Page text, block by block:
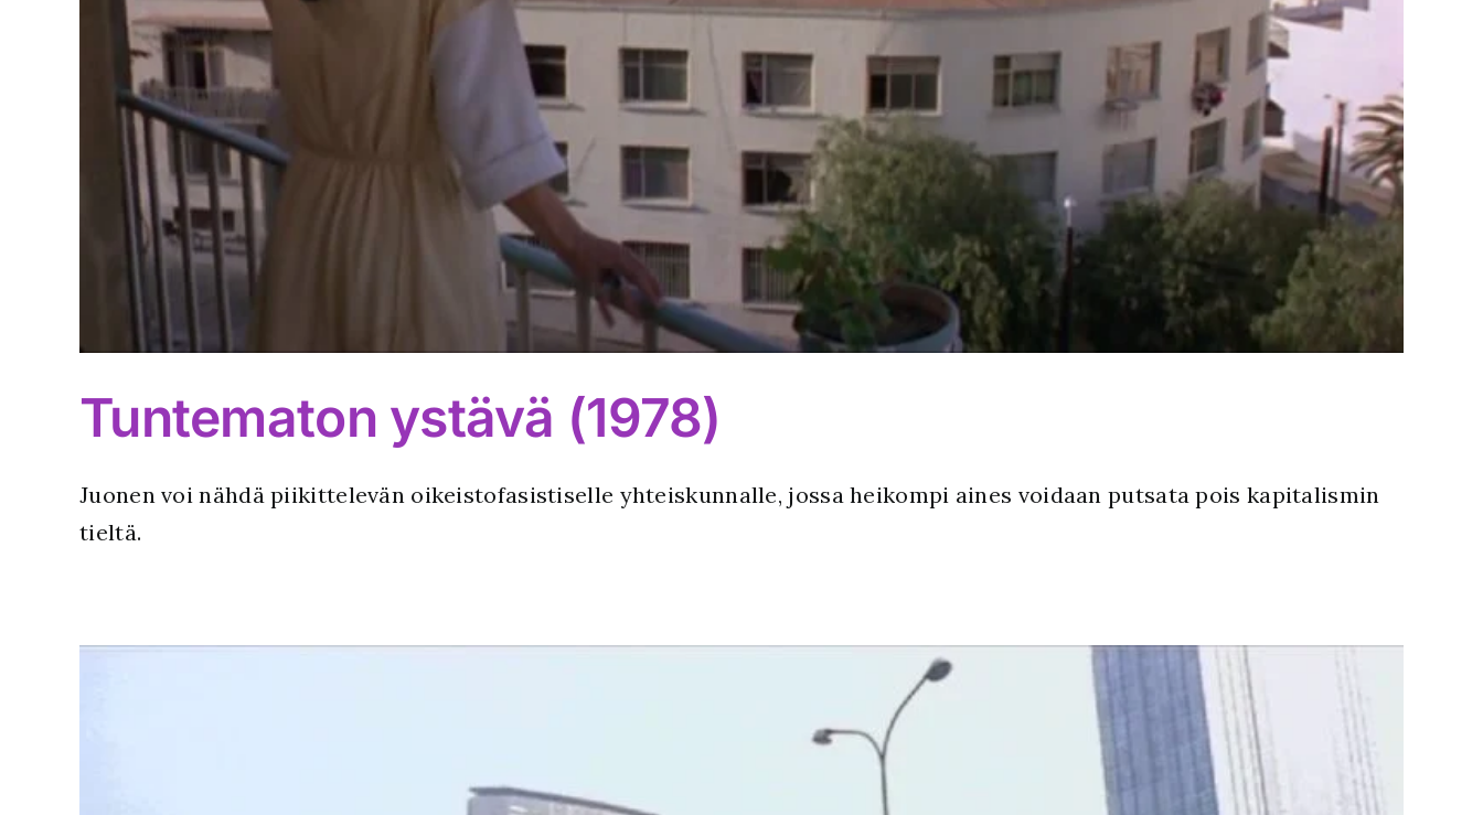
Tuntematon ystävä (1978)
Juonen voi nähdä piikittelevän oikeistofasistiselle yhteiskunnalle, jossa heikompi aines voidaan putsata pois kapitalismin
tieltä.